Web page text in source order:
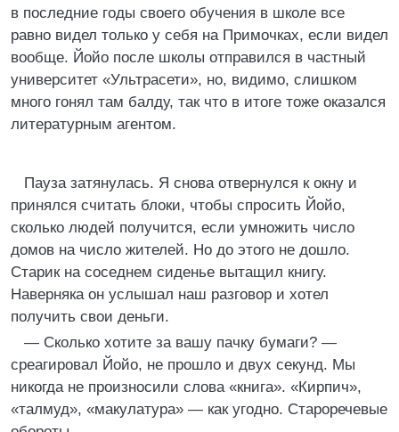
в последние годы своего обучения в школе все
равно видел только у себя на Примочках, если видел
вообще. Йойо после школы отправился в частный
университет «Ультрасети», но, видимо, слишком
много гонял там балду, так что в итоге тоже оказался
литературным агентом.
Пауза затянулась. Я снова отвернулся к окну и
принялся считать блоки, чтобы спросить Йойо,
сколько людей получится, если умножить число
домов на число жителей. Но до этого не дошло.
Старик на соседнем сиденье вытащил книгу.
Наверняка он услышал наш разговор и хотел
получить свои деньги.
— Сколько хотите за вашу пачку бумаги? —
среагировал Йойо, не прошло и двух секунд. Мы
никогда не произносили слова «книга». «Кирпич»,
«талмуд», «макулатура» — как угодно. Староречевые